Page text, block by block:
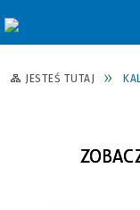
JESTEŚ TUTAJ